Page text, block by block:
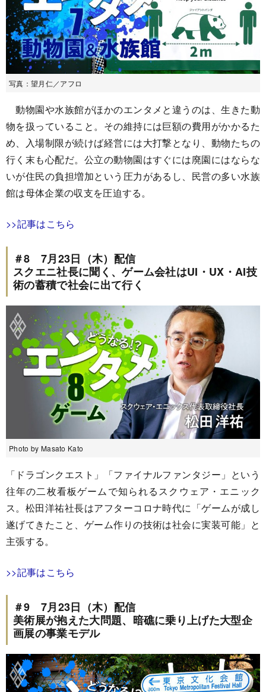
写真：望月仁／アフロ
動物園や水族館がほかのエンタメと違うのは、生きた動
物を扱っていること。その維持には巨額の費用がかかるた
め、入場制限が続けば経営には大打撃となり、動物たちの
行く末も心配だ。公立の動物園はすぐには廃園にはならな
いが住民の負担増加という圧力があるし、民営の多い水族
館は母体企業の収支を圧迫する。
>>記事はこちら
＃8 7月23日（木）配信
スクエニ社長に聞く、ゲーム会社はUI・UX・AI技
術の蓄積で社会に出て行く
Photo by Masato Kato
「ドラゴンクエスト」「ファイナルファンタジー」という
往年の二枚看板ゲームで知られるスクウェア・エニック
ス。松田洋祐社長はアフターコロナ時代に「ゲームが成し
遂げてきたこと、ゲーム作りの技術は社会に実装可能」と
主張する。
>>記事はこちら
＃9 7月23日（木）配信
美術展が抱えた大問題、暗礁に乗り上げた大型企
画展の事業モデル